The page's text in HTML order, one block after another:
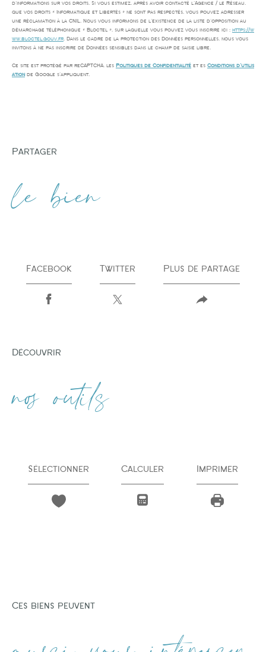
d’informations sur vos droits. Si vous estimez, après avoir contacté l'Agence / le Réseau,
que vos droits « Informatique et Libertés » ne sont pas respectés, vous pouvez adresser
une réclamation à la CNIL. Nous vous informons de l’existence de la liste d'opposition au
démarchage téléphonique « Bloctel », sur laquelle vous pouvez vous inscrire ici : https://w
ww.bloctel.gouv.fr . Dans le cadre de la protection des Données personnelles, nous vous
invitons à ne pas inscrire de Données sensibles dans le champ de saisie libre.
Ce site est protégé par reCAPTCHA, les Politiques de Confidentialité et es Conditions d'utilis
ation de Google s'appliquent.
partager
le bien
Facebook Twitter Plus de partage
découvrir
nos outils
Sélectionner Calculer Imprimer
Ces biens peuvent